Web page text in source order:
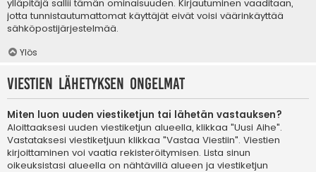
ylläpitäjä sallii tämän ominaisuuden. Kirjautuminen vaaditaan,
jotta tunnistautumattomat käyttäjät eivät voisi väärinkäyttää
sähköpostijärjestelmää.
Ylös
Viestien lähetyksen ongelmat
Miten luon uuden viestiketjun tai lähetän vastauksen?
Aloittaaksesi uuden viestiketjun alueella, klikkaa "Uusi Aihe".
Vastataksesi viestiketjuun klikkaa "Vastaa Viestiin". Viestien
kirjoittaminen voi vaatia rekisteröitymisen. Lista sinun
oikeuksistasi alueella on nähtävillä alueen ja viestiketjun